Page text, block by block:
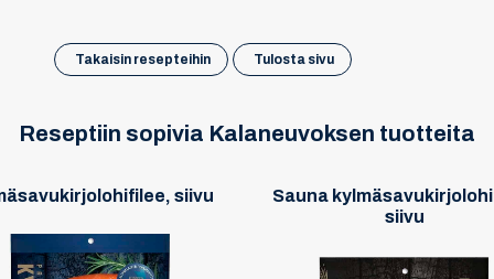
Takaisin resepteihin Tulosta sivu
Reseptiin sopivia Kalaneuvoksen tuotteita
siivu
Sauna
siivu